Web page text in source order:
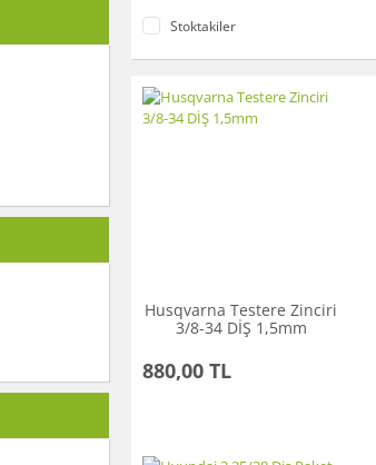
Stoktakiler
Husqvarna Testere Zinciri
3/8-34 DİŞ 1,5mm
880,00 TL